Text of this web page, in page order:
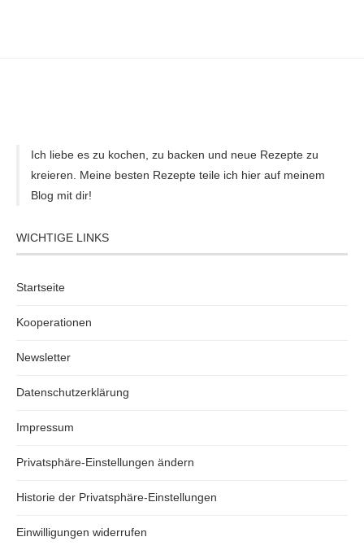
Ich liebe es zu kochen, zu backen und neue Rezepte zu
kreieren. Meine besten Rezepte teile ich hier auf meinem
Blog mit dir!
WICHTIGE LINKS
Startseite
Kooperationen
Newsletter
Datenschutzerklärung
Impressum
Privatsphäre-Einstellungen ändern
Historie der Privatsphäre-Einstellungen
Einwilligungen widerrufen